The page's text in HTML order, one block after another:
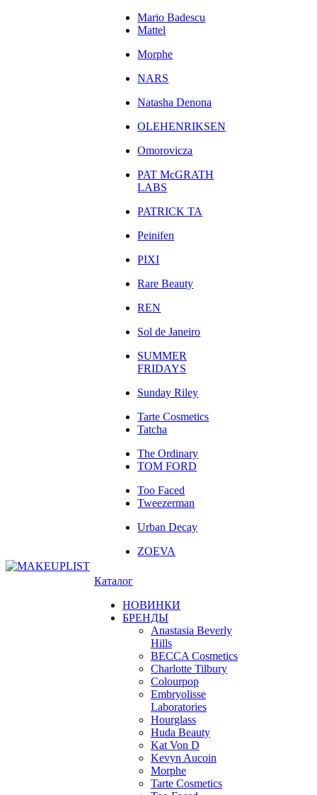
Mario Badescu
Mattel
Morphe
NARS
Natasha Denona
OLEHENRIKSEN
Omorovicza
PAT McGRATH
LABS
PATRICK TA
Peinifen
PIXI
Rare Beauty
REN
Sol de Janeiro
SUMMER
FRIDAYS
Sunday Riley
Tarte Cosmetics
Tatcha
The Ordinary
TOM FORD
Too Faced
Tweezerman
Urban Decay
ZOEVA
Каталог
НОВИНКИ
БРЕНДЫ
Anastasia Beverly
Hills
BECCA Cosmetics
Charlotte Tilbury
Colourpop
Embryolisse
Laboratories
Hourglass
Huda Beauty
Kat Von D
Kevyn Aucoin
Morphe
Tarte Cosmetics